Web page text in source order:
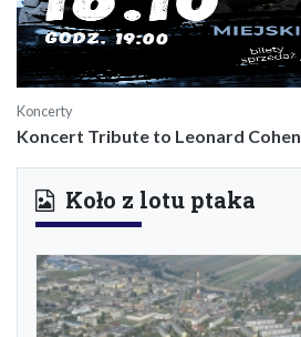
Koncerty
Koncert Tribute to Leonard Cohen
Koło z lotu ptaka